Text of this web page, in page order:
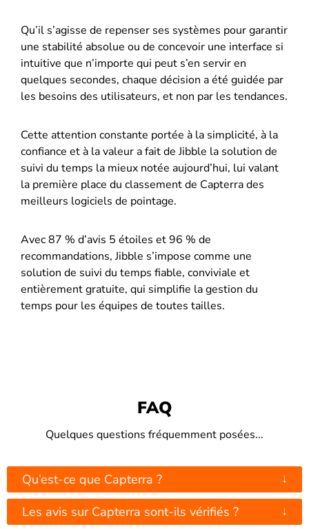
Qu’il s’agisse de repenser ses systèmes pour garantir
une stabilité absolue ou de concevoir une interface si
intuitive que n’importe qui peut s’en servir en
quelques secondes, chaque décision a été guidée par
les besoins des utilisateurs, et non par les tendances.
Cette attention constante portée à la simplicité, à la
confiance et à la valeur a fait de Jibble la solution de
suivi du temps la mieux notée aujourd’hui, lui valant
la première place du classement de Capterra des
meilleurs logiciels de pointage.
Avec 87 % d’avis 5 étoiles et 96 % de
recommandations, Jibble s’impose comme une
solution de suivi du temps fiable, conviviale et
entièrement gratuite, qui simplifie la gestion du
temps pour les équipes de toutes tailles.
FAQ
Quelques questions fréquemment posées...
Qu’est-ce que Capterra ? ↓
Les avis sur Capterra sont-ils vérifiés ? ↓